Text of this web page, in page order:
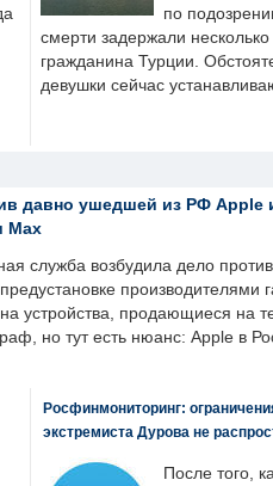
по
смерти задержали
гражданина Турции.
девушки сейчас
давно ушедшей из РФ Apple
Max
служба возбудила дело
производителями
устройства, продающиеся на
но тут есть нюанс: Apple в
Росфинмониторинг:
экстремиста Дурова не
После того,